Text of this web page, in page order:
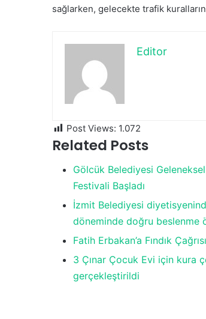
sağlarken, gelecekte trafik
Editor
Post Views: 1.072
Related Posts
Gölcük Belediyesi Geleneksel
Festivali Başladı
İzmit Belediyesi
döneminde doğru beslenme
Fatih Erbakan’a Fındık
3 Çınar Çocuk Evi için kura
gerçekleştirildi